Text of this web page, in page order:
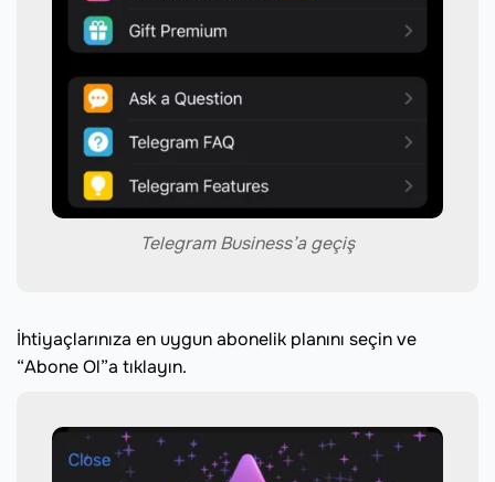
Telegram Business’a geçiş
İhtiyaçlarınıza en uygun abonelik planını seçin ve
“Abone Ol”a tıklayın.